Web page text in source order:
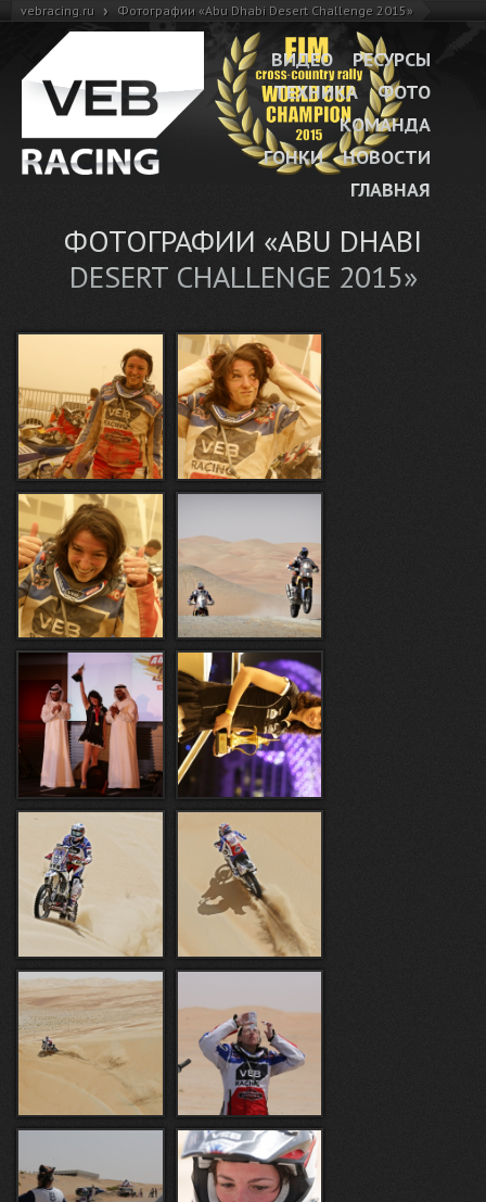
vebracing.ru › Фотографии «Abu Dhabi Desert Challenge 2015»
РЕСУРСЫ
ВИДЕО
ФОТО
ТЕХНИКА
КОМАНДА
НОВОСТИ
ГОНКИ
ГЛАВНАЯ
ФОТОГРАФИИ «ABU DHABI
DESERT CHALLENGE 2015»